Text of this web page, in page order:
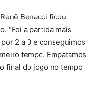
Benacci ficou
“Foi a partida mais
2 a 0 e conseguimos
tempo. Empatamos
final do jogo no tempo